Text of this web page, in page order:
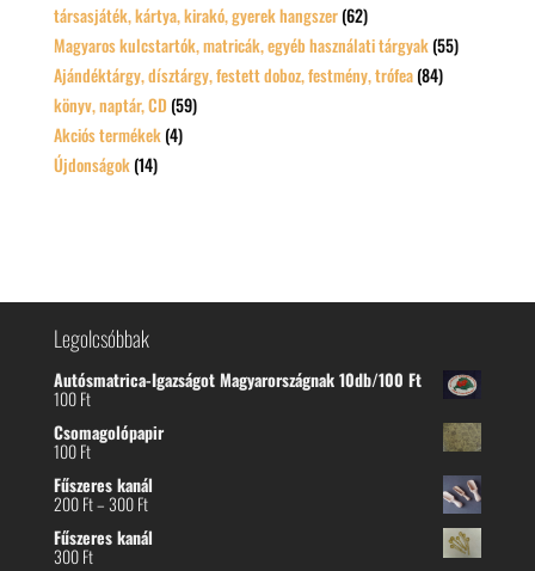
társasjáték, kártya, kirakó, gyerek hangszer (62)
Magyaros kulcstartók, matricák, egyéb használati tárgyak (55)
Ajándéktárgy, dísztárgy, festett doboz, festmény, trófea (84)
könyv, naptár, CD (59)
Akciós termékek (4)
Újdonságok (14)
Legolcsóbbak
Autósmatrica-Igazságot Magyarországnak 10db/100 Ft
100Ft
Csomagolópapir
100Ft
Fűszeres kanál
200Ft–300FtÁrtartomány:
-
Fűszeres kanál
300Ft